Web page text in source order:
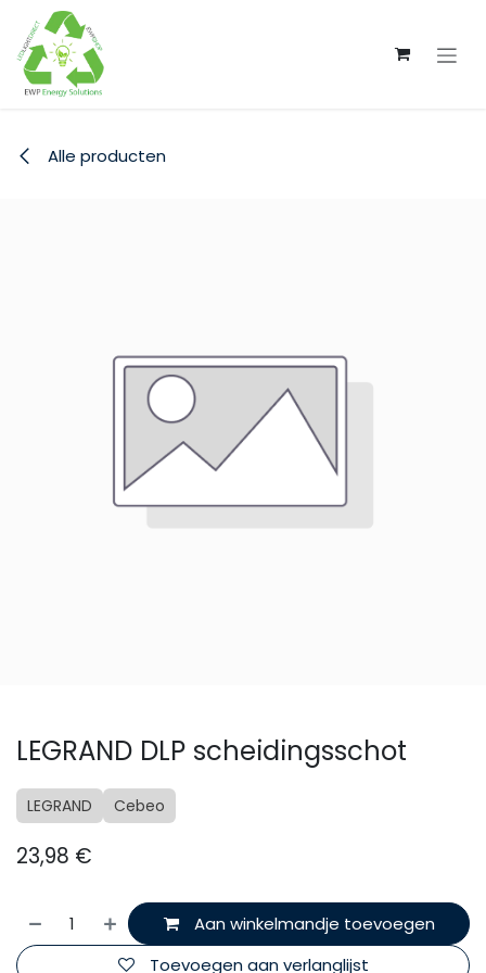
Overslaan naar inhoud
Alle producten
LEGRAND DLP scheidingsschot
LEGRAND Cebeo
23,98 €
Aan winkelmandje toevoegen
Toevoegen aan verlanglijst